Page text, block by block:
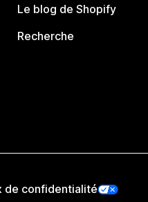
Le blog de Shopify
Recherche
de confidentialité